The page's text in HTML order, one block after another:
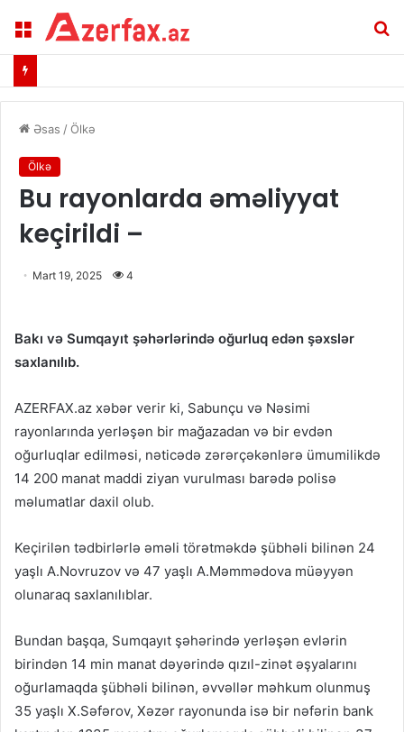
Menu
Əsas /Ölkə
Ölkə
Bu rayonlarda əməliyyat
keçirildi –
Mart 19, 2025 4
Bakı və Sumqayıt şəhərlərində oğurluq edən şəxslər
saxlanılıb.
AZERFAX.az xəbər verir ki, Sabunçu və Nəsimi
rayonlarında yerləşən bir mağazadan və bir evdən
oğurluqlar edilməsi, nəticədə zərərçəkənlərə ümumilikdə
14 200 manat maddi ziyan vurulması barədə polisə
məlumatlar daxil olub.
Keçirilən tədbirlərlə əməli törətməkdə şübhəli bilinən 24
yaşlı A.Novruzov və 47 yaşlı A.Məmmədova müəyyən
olunaraq saxlanılıblar.
Bundan başqa, Sumqayıt şəhərində yerləşən evlərin
birindən 14 min manat dəyərində qızıl-zinət əşyalarını
oğurlamaqda şübhəli bilinən, əvvəllər məhkum olunmuş
35 yaşlı X.Səfərov, Xəzər rayonunda isə bir nəfərin bank